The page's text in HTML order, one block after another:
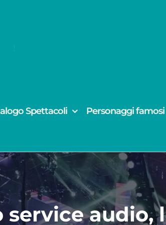
Spettacoli Personaggi famosi
service audio,